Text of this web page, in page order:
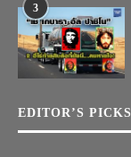
3
EDITOR’S PICKS